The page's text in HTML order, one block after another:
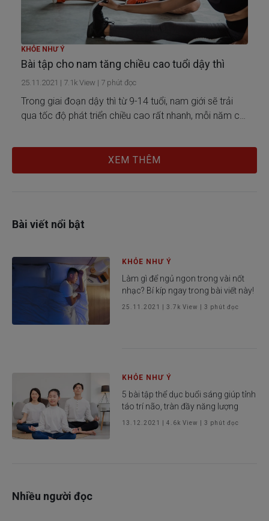
KHỎE NHƯ Ý
Bài tập cho nam tăng chiều cao tuổi dậy thì
25.11.2021 | 7.1k View | 7 phút đọc
Trong giai đoạn dậy thì từ 9-14 tuổi, nam giới sẽ trải
qua tốc độ phát triển chiều cao rất nhanh, mỗi năm có
những bài tập tác động đến việc giãn và kéo dài cơ
xương cũng góp phần vào quá trình tăng trưởng chiều
cao cho nam giới ở tuổi dậy thì.
XEM THÊM
Bài viết nổi bật
KHỎE NHƯ Ý
Làm gì để ngủ ngon trong vài nốt
nhạc? Bí kíp ngay trong bài viết này!
25.11.2021 |3.7k View |3 phút đọc
KHỎE NHƯ Ý
5 bài tập thể dục buổi sáng giúp tỉnh
táo trí não, tràn đầy năng lượng
13.12.2021 |4.6k View |3 phút đọc
Nhiều người đọc